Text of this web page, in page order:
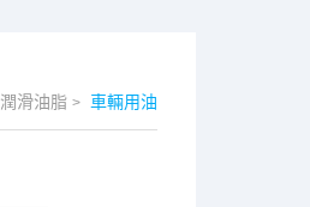
潤滑油脂 > 車輛用油